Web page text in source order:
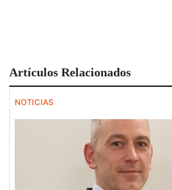
Artículos Relacionados
NOTICIAS